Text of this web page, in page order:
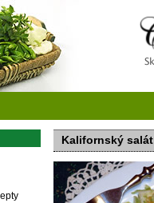
Kalifornský salát